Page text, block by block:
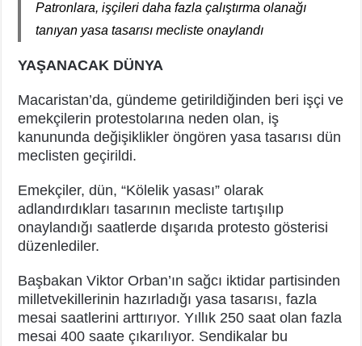
Patronlara, işçileri daha fazla çalıştırma olanağı
tanıyan yasa tasarısı mecliste onaylandı
YAŞANACAK DÜNYA
Macaristan’da, gündeme getirildiğinden beri işçi ve
emekçilerin protestolarına neden olan, iş
kanununda değişiklikler öngören yasa tasarısı dün
meclisten geçirildi.
Emekçiler, dün, “Kölelik yasası” olarak
adlandırdıkları tasarının mecliste tartışılıp
onaylandığı saatlerde dışarıda protesto gösterisi
düzenlediler.
Başbakan Viktor Orban’ın sağcı iktidar partisinden
milletvekillerinin hazırladığı yasa tasarısı, fazla
mesai saatlerini arttırıyor. Yıllık 250 saat olan fazla
mesai 400 saate çıkarılıyor. Sendikalar bu